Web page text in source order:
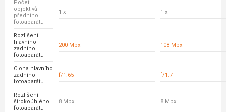
Počet
objektivů
předního
fotoaparátu
1 x 1 x
Rozlišení
hlavního
zadního
fotoaparátu
200 Mpx 108 Mpx
Clona hlavního
zadního
fotoaparátu
f/1.65 f/1.7
Rozlišení
širokoúhlého
fotoaparátu
8 Mpx 8 Mpx